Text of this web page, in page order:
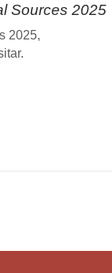
Sources 2025
2025,